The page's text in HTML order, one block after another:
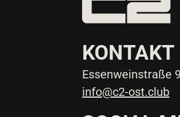
KONTAKT
Essenweinstraße
info@c2-ost.club